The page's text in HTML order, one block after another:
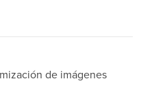
de imágenes